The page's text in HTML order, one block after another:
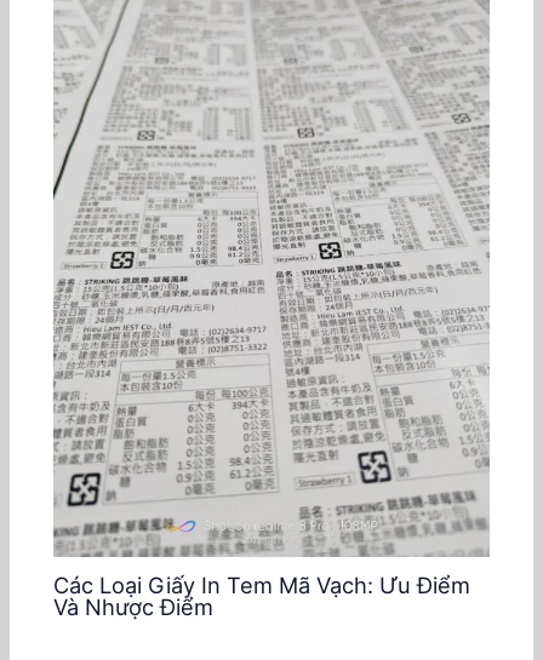
Các Loại Giấy In Tem Mã Vạch: Ưu Điểm
Và Nhược Điểm